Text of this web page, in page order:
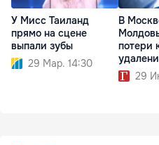
У Мисс Таиланд
прямо на сцене
выпали зубы
29 Мар. 14:30
В
потери
29